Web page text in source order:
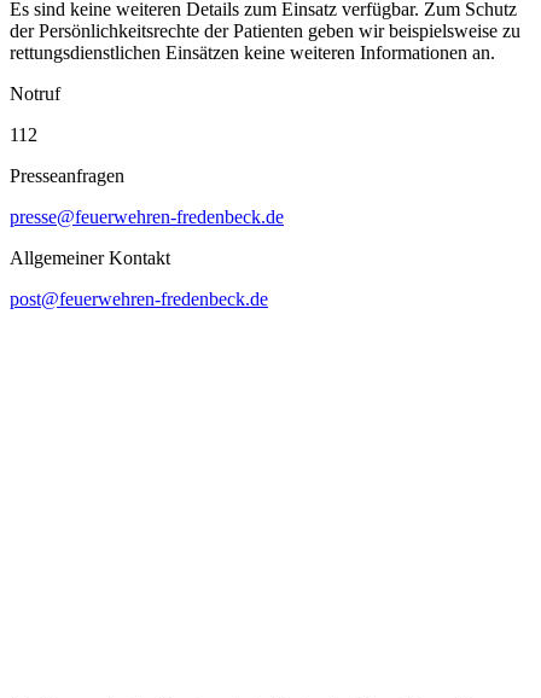
Es sind keine weiteren Details zum Einsatz verfügbar. Zum Schutz
der Persönlichkeitsrechte der Patienten geben wir beispielsweise zu
rettungsdienstlichen Einsätzen keine weiteren Informationen an.
Notruf
112
Presseanfragen
presse@feuerwehren-fredenbeck.de
Allgemeiner Kontakt
post@feuerwehren-fredenbeck.de